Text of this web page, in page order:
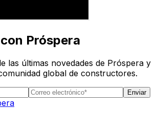
Próspera
las últimas novedades de Próspera y
global de constructores.
Enviar